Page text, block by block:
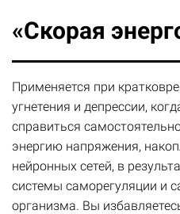
«Скорая
Применяется при
угнетения и депрессии,
справиться
энергию напряжения,
нейронных сетей, в
системы саморегуляции и
организма. Вы